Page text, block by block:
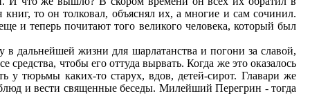
то он толковал, объяснял их, а многие и сам сочинил.
и теперь почитают того великого человека, который был
дальнейшей жизни для шарлатанства и погони за славой,
чтобы его оттуда вырвать. Когда же это оказалось
тюрьмы каких-то старух, вдов, детей-сирот. Главари же
и вести священные беседы. Милейший Перегрин - тогда